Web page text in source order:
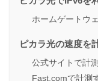
ホームゲートウ
ピカラ光の速度を
公式サイトで計
Fast.comで計測